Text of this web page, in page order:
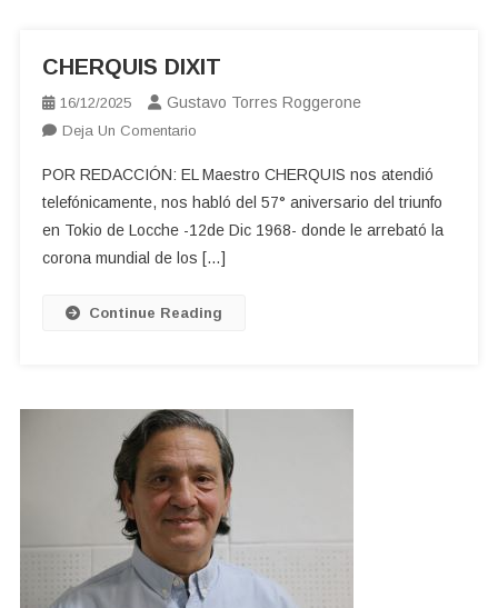
CHERQUIS DIXIT
16/12/2025 Gustavo Torres Roggerone
Deja Un ComentarioEn
DIXIT
POR REDACCIÓN: EL Maestro CHERQUIS nos atendió
telefónicamente, nos habló del 57° aniversario del triunfo
en Tokio de Locche -12de Dic 1968- donde le arrebató la
corona mundial de los […]
Continue Reading